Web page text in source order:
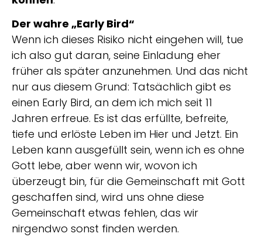
Der wahre „Early Bird“
Wenn ich dieses Risiko nicht eingehen will, tue
ich also gut daran, seine Einladung eher
früher als später anzunehmen. Und das nicht
nur aus diesem Grund: Tatsächlich gibt es
einen Early Bird, an dem ich mich seit 11
Jahren erfreue. Es ist das erfüllte, befreite,
tiefe und erlöste Leben im Hier und Jetzt. Ein
Leben kann ausgefüllt sein, wenn ich es ohne
Gott lebe, aber wenn wir, wovon ich
überzeugt bin, für die Gemeinschaft mit Gott
geschaffen sind, wird uns ohne diese
Gemeinschaft etwas fehlen, das wir
nirgendwo sonst finden werden.